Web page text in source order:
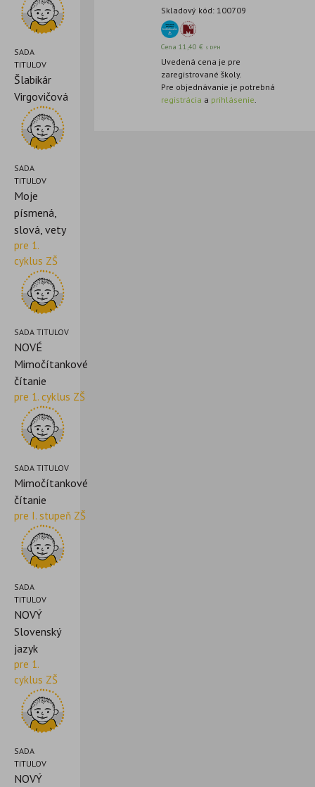
SADA
TITULOV
Šlabikár
Virgovičová
SADA
TITULOV
Moje
písmená,
slová, vety
pre 1.
cyklus ZŠ
SADA TITULOV
NOVÉ
Mimočítankové
čítanie
pre 1. cyklus ZŠ
SADA TITULOV
Mimočítankové
čítanie
pre I. stupeň ZŠ
SADA
TITULOV
NOVÝ
Slovenský
jazyk
pre 1.
cyklus ZŠ
SADA
TITULOV
NOVÝ
Skladový kód: 100709
Cena11,40€ s DPH
Uvedená cena je pre
zaregistrované školy.
Pre objednávanie je potrebná
registrácia a prihlásenie.